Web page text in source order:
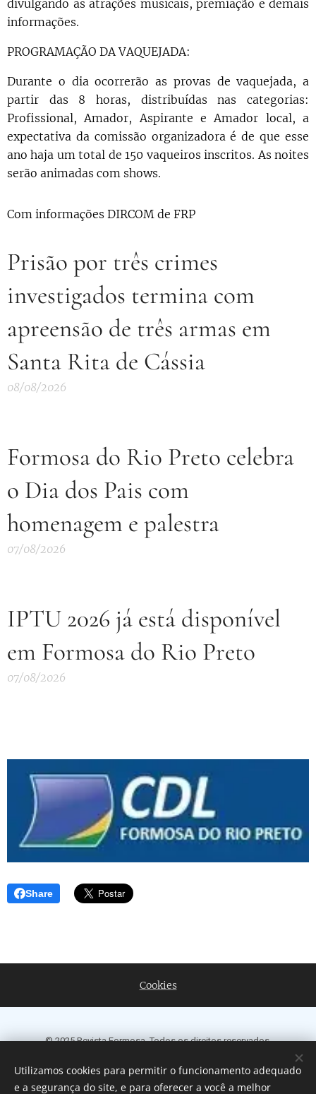
divulgando as atrações musicais, premiação e demais
informações.
PROGRAMAÇÃO DA VAQUEJADA:
Durante o dia ocorrerão as provas de vaquejada, a
partir das 8 horas, distribuídas nas categorias:
Profissional, Amador, Aspirante e Amador local, a
expectativa da comissão organizadora é de que esse
ano haja um total de 150 vaqueiros inscritos. As noites
serão animadas com shows.
Com informações DIRCOM de FRP
Prisão por três crimes
investigados termina com
apreensão de três armas em
Santa Rita de Cássia
08/08/2026
Formosa do Rio Preto celebra
o Dia dos Pais com
homenagem e palestra
07/08/2026
IPTU 2026 já está disponível
em Formosa do Rio Preto
07/08/2026
Share
Cookies
Utilizamos cookies para permitir o funcionamento adequado
e a segurança do site, e para oferecer a você a melhor
© 2025 Revista Formosa. Todos os direitos reservados.
Política de Privacidade | Nosso Compromisso
Termos e
Condições de Uso